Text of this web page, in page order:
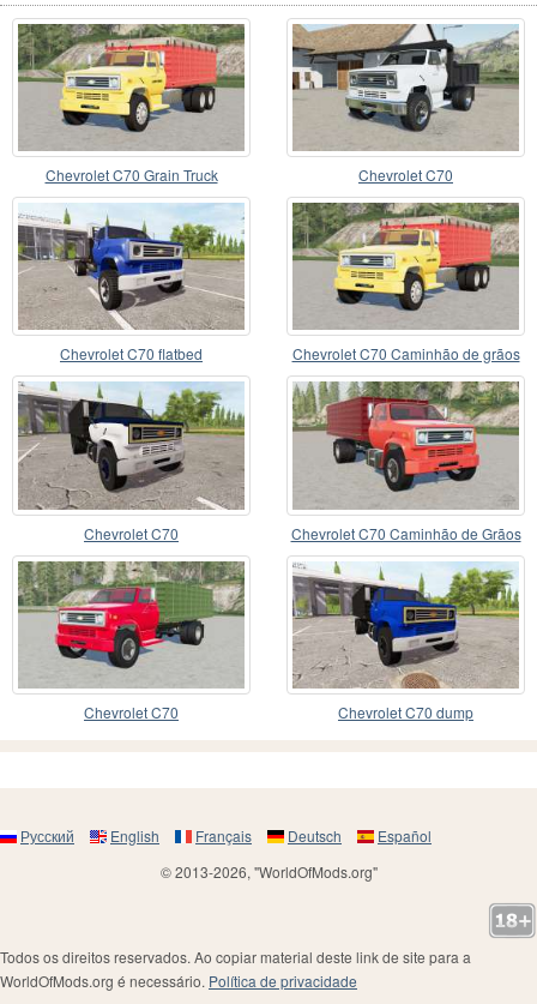
Chevrolet C70 Grain Truck Chevrolet C70
Chevrolet C70 flatbed Chevrolet C70 Caminhão de grãos
Chevrolet C70 Chevrolet C70 Caminhão de Grãos
Chevrolet C70 Chevrolet C70 dump
Русский English Français Deutsch
Español
© 2013-2026, "WorldOfMods.org"
Todos os direitos reservados. Ao copiar material deste link de site para a
WorldOfMods.org é necessário. Política de privacidade